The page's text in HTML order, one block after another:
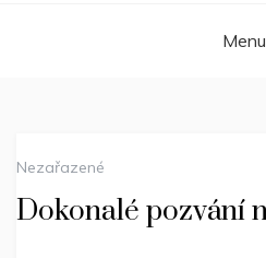
Menu
Nezařazené
Dokonalé pozvání